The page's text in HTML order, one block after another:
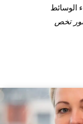
الوسائط
تخص